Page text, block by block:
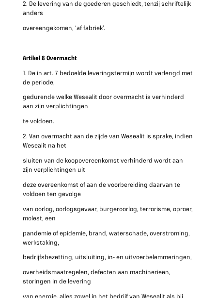
2. De levering van de goederen geschiedt, tenzij schriftelijk
anders
overeengekomen, ‘af fabriek’.
Artikel 8 Overmacht
1. De in art. 7 bedoelde leveringstermijn wordt verlengd met
de periode,
gedurende welke Wesealit door overmacht is verhinderd
aan zijn verplichtingen
te voldoen.
2. Van overmacht aan de zijde van Wesealit is sprake, indien
Wesealit na het
sluiten van de koopovereenkomst verhinderd wordt aan
zijn verplichtingen uit
deze overeenkomst of aan de voorbereiding daarvan te
voldoen ten gevolge
van oorlog, oorlogsgevaar, burgeroorlog, terrorisme, oproer,
molest, een
pandemie of epidemie, brand, waterschade, overstroming,
werkstaking,
bedrijfsbezetting, uitsluiting, in- en uitvoerbelemmeringen,
overheidsmaatregelen, defecten aan machinerieën,
storingen in de levering
van energie, alles zowel in het bedrijf van Wesealit als bij